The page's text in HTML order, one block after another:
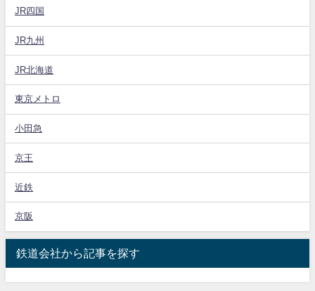
JR四国
JR九州
JR北海道
東京メトロ
小田急
京王
近鉄
京阪
鉄道会社から記事を探す